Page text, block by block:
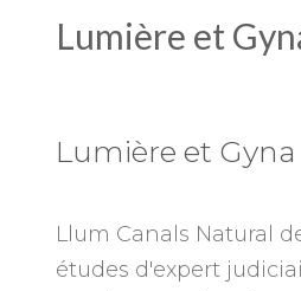
Lumière et
Lumière et
Llum Canals Natural
études d'expert